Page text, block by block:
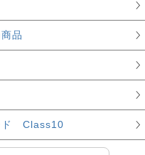
品
ド Class10